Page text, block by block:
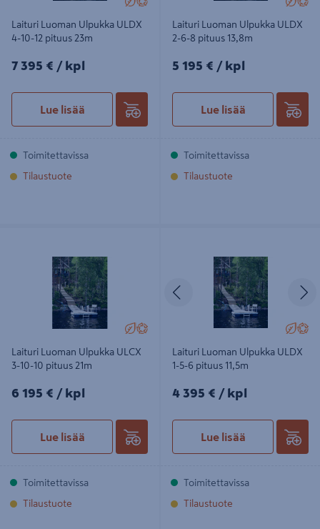
Laituri Luoman Ulpukka ULDX
4-10-12 pituus 23m
7395€/kpl
7 395 € / kpl
Lue lisää
Toimitettavissa
Tilaustuote
Laituri Luoman Ulpukka ULDX
2-6-8 pituus 13,8m
5195€/kpl
5 195 € / kpl
Lue lisää
Toimitettavissa
Tilaustuote
Laituri Luoman Ulpukka ULCX
3-10-10 pituus 21m
6195€/kpl
6 195 € / kpl
Lue lisää
Toimitettavissa
Tilaustuote
Edellinen
Laituri Luoman Ulpukka ULDX
1-5-6 pituus 11,5m
4395€/kpl
4 395 € / kpl
Lue lisää
Toimitettavissa
Tilaustuote